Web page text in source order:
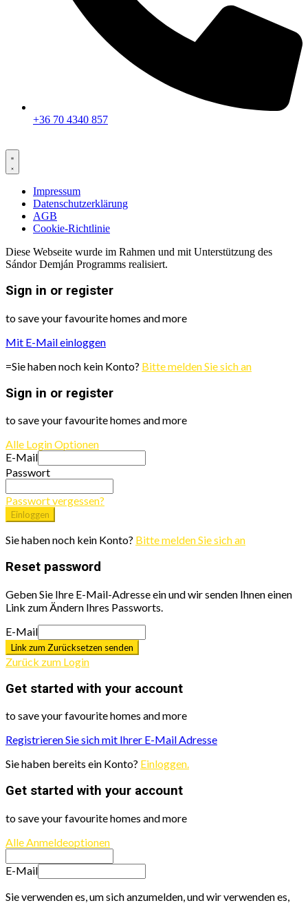
+36 70 4340 857
Impressum
Datenschutzerklärung
AGB
Cookie-Richtlinie
Diese Webseite wurde im Rahmen und mit Unterstützung des
Sándor Demján Programms realisiert.
Sign in or register
to save your favourite homes and more
Mit E-Mail einloggen
=Sie haben noch kein Konto? Bitte melden Sie sich an
Sign in or register
to save your favourite homes and more
Alle Login Optionen
E-Mail
Passwort
Passwort vergessen?
Einloggen
Sie haben noch kein Konto? Bitte melden Sie sich an
Reset password
Geben Sie Ihre E-Mail-Adresse ein und wir senden Ihnen einen
Link zum Ändern Ihres Passworts.
E-Mail
Link zum Zurücksetzen senden
Zurück zum Login
Get started with your account
to save your favourite homes and more
Registrieren Sie sich mit Ihrer E-Mail Adresse
Sie haben bereits ein Konto? Einloggen.
Get started with your account
to save your favourite homes and more
Alle Anmeldeoptionen
E-Mail
Sie verwenden es, um sich anzumelden, und wir verwenden es,